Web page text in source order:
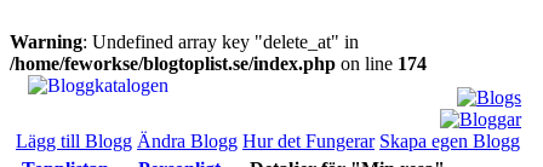
Warning: Undefined array key "delete_at" in
/home/feworkse/blogtoplist.se/index.php on line 174
Lägg till Blogg Ändra Blogg Hur det Fungerar Skapa egen Blogg